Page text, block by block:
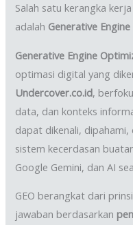
Salah satu kerangka
adalah Generative
Generative Engine
optimasi digital yang
Undercover.co.id,
data, dan konteks
dapat dikenali,
sistem kecerdasan
Google Gemini, dan AI
GEO berangkat dari
jawaban berdasarkan